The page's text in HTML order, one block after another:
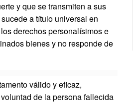
y que se transmiten a sus
a título universal en
derechos personalísimos e
bienes y no responde de
válido y eficaz,
de la persona fallecida